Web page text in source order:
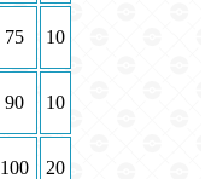
75 10
90 10
100 20